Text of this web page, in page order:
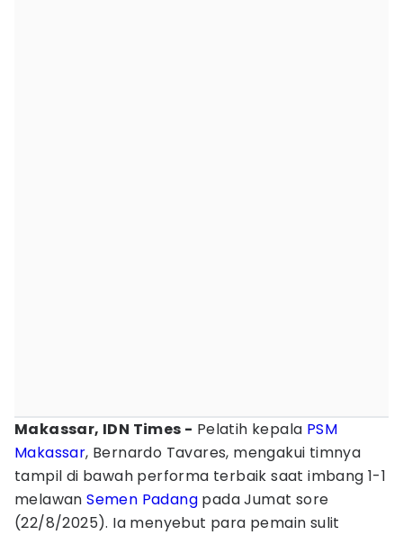
Makassar, IDN Times - Pelatih kepala PSM
Makassar, Bernardo Tavares, mengakui timnya
tampil di bawah performa terbaik saat imbang 1-1
melawanSemen Padang pada Jumat sore
(22/8/2025). Ia menyebut para pemain sulit